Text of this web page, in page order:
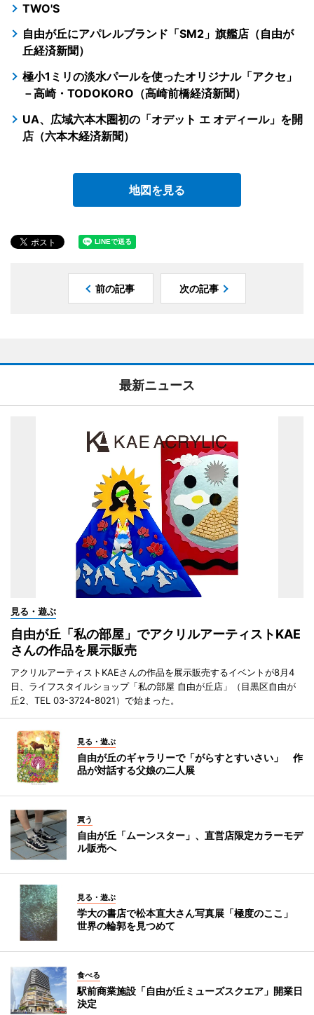
TWO'S
自由が丘にアパレルブランド「SM2」旗艦店（自由が
丘経済新聞）
極小1ミリの淡水パールを使ったオリジナル「アクセ」
－高崎・TODOKORO（高崎前橋経済新聞）
UA、広域六本木圏初の「オデット エ オディール」を開
店（六本木経済新聞）
地図を見る
前の記事 次の記事
最新ニュース
見る・遊ぶ
自由が丘「私の部屋」でアクリルアーティストKAE
さんの作品を展示販売
アクリルアーティストKAEさんの作品を展示販売するイベントが8月4
日、ライフスタイルショップ「私の部屋 自由が丘店」（目黒区自由が
丘2、TEL 03-3724-8021）で始まった。
見る・遊ぶ
自由が丘のギャラリーで「がらすとすいさい」 作
品が対話する父娘の二人展
買う
自由が丘「ムーンスター」、直営店限定カラーモデ
ル販売へ
見る・遊ぶ
学大の書店で松本直大さん写真展「極度のここ」
世界の輪郭を見つめて
食べる
駅前商業施設「自由が丘ミューズスクエア」開業日
決定